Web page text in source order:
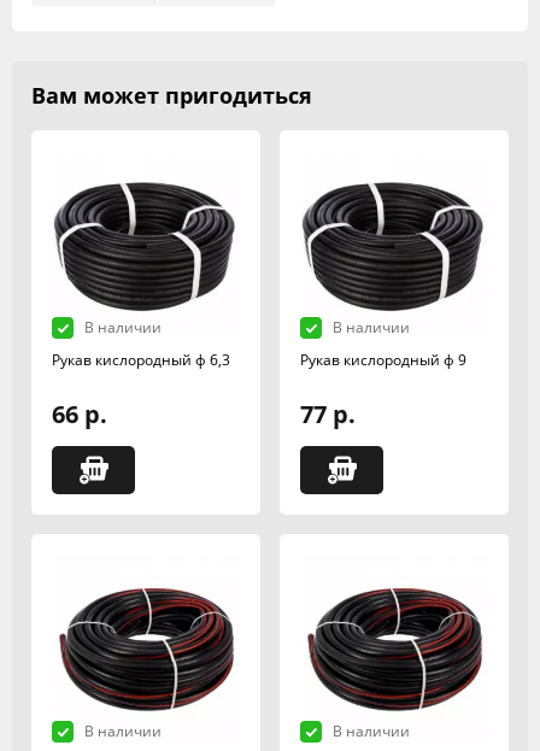
Вам может пригодиться
В наличии
Рукав кислородный ф 6,3
66 р.
В наличии
Рукав кислородный ф 9
77 р.
В наличии
В наличии